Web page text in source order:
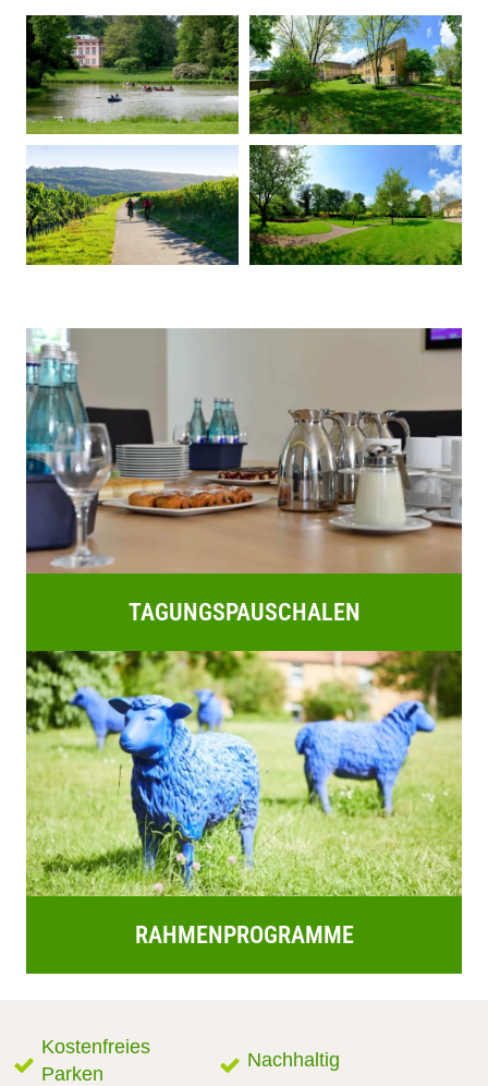
TAGUNGSPAUSCHALEN
RAHMENPROGRAMME
Kostenfreies
Parken
Nachhaltig